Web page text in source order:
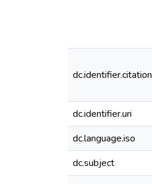
dc.identifier.citation
dc.identifier.uri
dc.language.iso
dc.subject